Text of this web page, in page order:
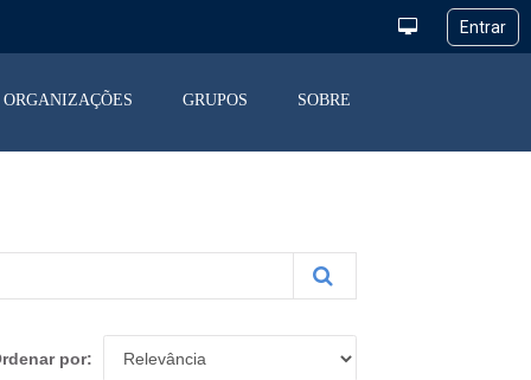
ORGANIZAÇÕES GRUPOS SOBRE
por